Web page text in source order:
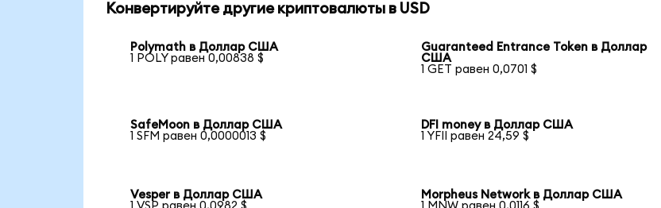
Конвертируйте другие криптовалюты в USD
Polymath в Доллар США
1 POLY равен 0,00838 $
Guaranteed Entrance Token в Доллар
США
1 GET равен 0,0701 $
SafeMoon в Доллар США
1 SFM равен 0,0000013 $
DFI money в Доллар США
1 YFII равен 24,59 $
Vesper в Доллар США
Morpheus Network в Доллар США